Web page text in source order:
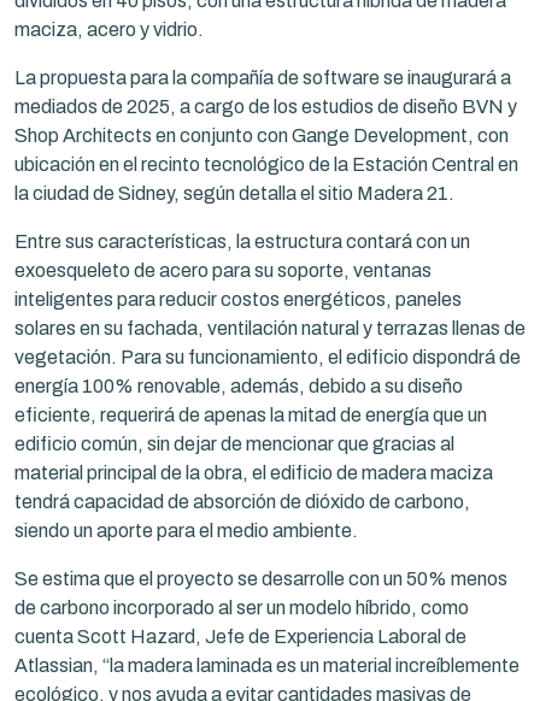
maciza, acero y vidrio.
La propuesta para la compañía de software se inaugurará a
mediados de 2025, a cargo de los estudios de diseño BVN y
Shop Architects en conjunto con Gange Development, con
ubicación en el recinto tecnológico de la Estación Central en
la ciudad de Sidney, según detalla el sitio Madera 21.
Entre sus características, la estructura contará con un
exoesqueleto de acero para su soporte, ventanas
inteligentes para reducir costos energéticos, paneles
solares en su fachada, ventilación natural y terrazas llenas de
vegetación. Para su funcionamiento, el edificio dispondrá de
energía 100% renovable, además, debido a su diseño
eficiente, requerirá de apenas la mitad de energía que un
edificio común, sin dejar de mencionar que gracias al
material principal de la obra, el edificio de madera maciza
tendrá capacidad de absorción de dióxido de carbono,
siendo un aporte para el medio ambiente.
Se estima que el proyecto se desarrolle con un 50% menos
de carbono incorporado al ser un modelo híbrido, como
cuenta Scott Hazard, Jefe de Experiencia Laboral de
Atlassian, “la madera laminada es un material increíblemente
ecológico, y nos ayuda a evitar cantidades masivas de